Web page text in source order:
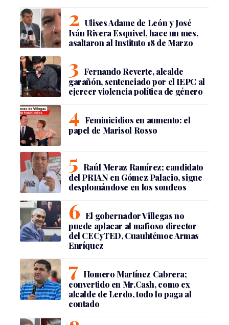
Ulises Adame de León y José
Iván Rivera Esquivel, hace un mes,
asaltaron al Instituto 18 de Marzo
Fernando Reverte, alcalde
garañón, sentenciado por el IEPC al
ejercer violencia política de género
Feminicidios en aumento: el
papel de Marisol Rosso
Raúl Meraz Ramírez; candidato
del PRIAN en Gómez Palacio, sigue
desplomándose en los sondeos
El gobernador Villegas no
puede aplacar al mafioso director
del CECyTED, Cuauhtémoc Armas
Enríquez
Homero Martínez Cabrera;
convertido en Mr.Cash, como ex
alcalde de Lerdo, todo lo paga al
contado